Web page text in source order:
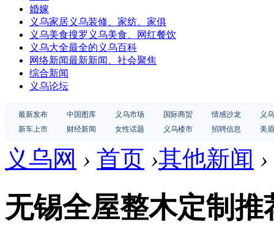
婚嫁
义乌家居义乌装修、家纺、家俱
义乌美食搜罗义乌美食、网红餐饮
义乌大全最全的义乌百科
网络新闻最新新闻、社会聚焦
综合新闻
义乌论坛
最新发布 中国图库 义乌市场 国际商贸 情感沙龙
义
新车上市
财经新闻 女性话题 义乌楼市 招聘信息 美
义乌网 › 首页 ›其他新闻 ›
无锡全屋整木定制推